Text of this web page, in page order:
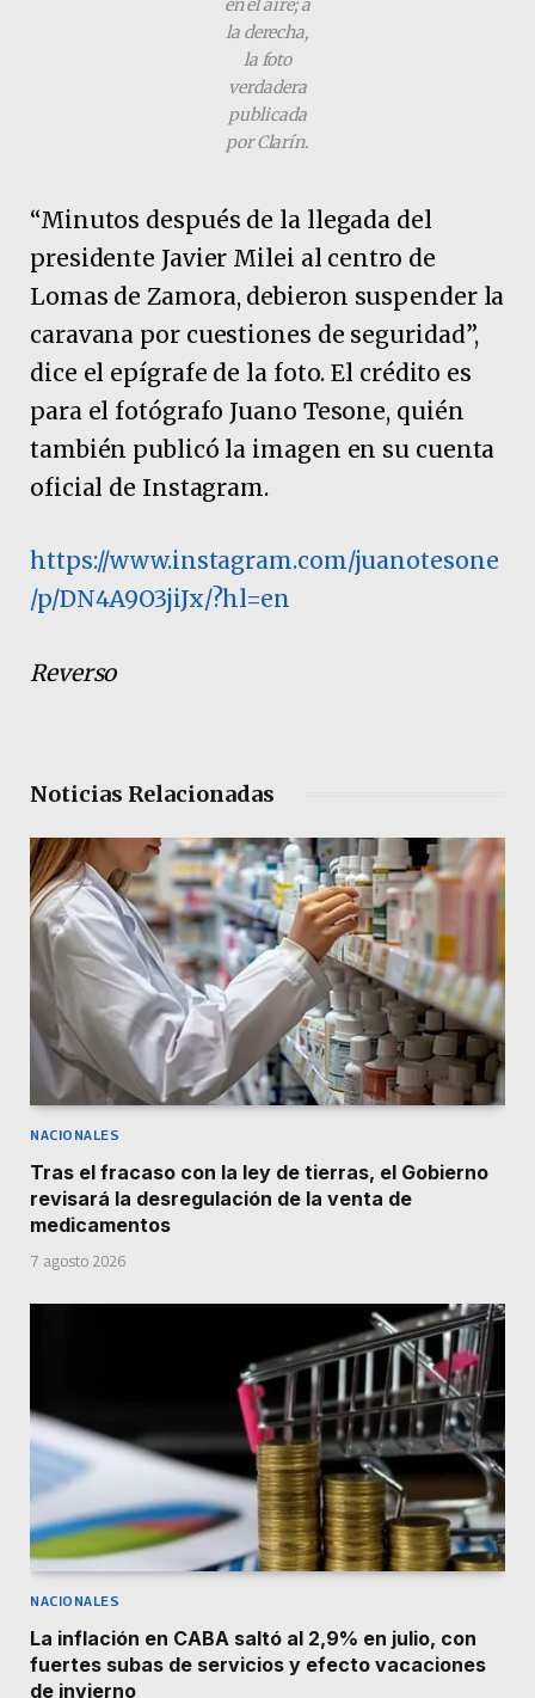
la derecha,
la foto
verdadera
publicada
por Clarín.
“Minutos después de la llegada del
presidente Javier Milei al centro de
Lomas de Zamora, debieron suspender la
caravana por cuestiones de seguridad”,
dice el epígrafe de la foto. El crédito es
para el fotógrafo Juano Tesone, quién
también publicó la imagen en su cuenta
oficial de Instagram.
https://www.instagram.com/juanotesone
/p/DN4A9O3jiJx/?hl=en
Reverso
Noticias Relacionadas
NACIONALES
Tras el fracaso con la ley de tierras, el Gobierno
revisará la desregulación de la venta de
medicamentos
7 agosto 2026
NACIONALES
La inflación en CABA saltó al 2,9% en julio, con
fuertes subas de servicios y efecto vacaciones
de invierno